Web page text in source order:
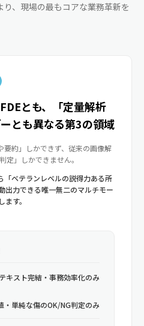
、現場の最もコアな業務革新を
とも、「定量解析
とも異なる第3の領域
要約」しかできず、従来の画像解
定」しかできません。
ベテランレベルの説得力ある所
出力できる唯一無二のマルチモー
す。
テキスト完結・事務効率化のみ
・単純な傷のOK/NG判定のみ